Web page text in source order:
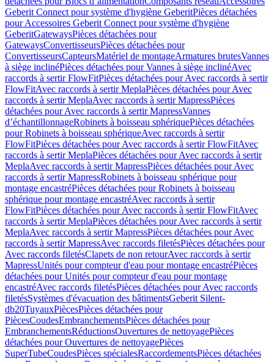
Geberit Connect pour système d'hygiène GeberitPièces détachées
pour Accessoires Geberit Connect pour système d'hygiène
GeberitGatewaysPièces détachées pour
GatewaysConvertisseursPièces détachées pour
ConvertisseursCapteursMatériel de montageArmatures brutesVannes
à siège inclinéPièces détachées pour Vannes à siège inclinéAvec
raccords à sertir FlowFitPièces détachées pour Avec raccords à sertir
FlowFitAvec raccords à sertir MeplaPièces détachées pour Avec
raccords à sertir MeplaAvec raccords à sertir MapressPièces
détachées pour Avec raccords à sertir MapressVannes
d’échantillonnageRobinets à boisseau sphériquePièces détachées
pour Robinets à boisseau sphériqueAvec raccords à sertir
FlowFitPièces détachées pour Avec raccords à sertir FlowFitAvec
raccords à sertir MeplaPièces détachées pour Avec raccords à sertir
MeplaAvec raccords à sertir MapressPièces détachées pour Avec
raccords à sertir MapressRobinets à boisseau sphérique pour
montage encastréPièces détachées pour Robinets à boisseau
sphérique pour montage encastréAvec raccords à sertir
FlowFitPièces détachées pour Avec raccords à sertir FlowFitAvec
raccords à sertir MeplaPièces détachées pour Avec raccords à sertir
MeplaAvec raccords à sertir MapressPièces détachées pour Avec
raccords à sertir MapressAvec raccords filetésPièces détachées pour
Avec raccords filetésClapets de non retourAvec raccords à sertir
MapressUnités pour compteur d'eau pour montage encastréPièces
détachées pour Unités pour compteur d'eau pour montage
encastréAvec raccords filetésPièces détachées pour Avec raccords
filetésSystèmes d'évacuation des bâtimentsGeberit Silent-
db20TuyauxPiècesPièces détachées pour
PiècesCoudesEmbranchementsPièces détachées pour
EmbranchementsRéductionsOuvertures de nettoyagePièces
détachées pour Ouvertures de nettoyagePièces
SuperTubeCoudesPièces spécialesRaccordementsPièces détachées